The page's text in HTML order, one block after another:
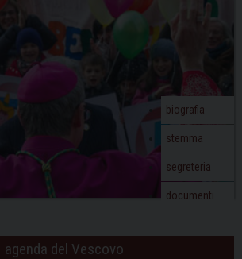
biografia
stemma
segreteria
documenti
agenda del Vescovo